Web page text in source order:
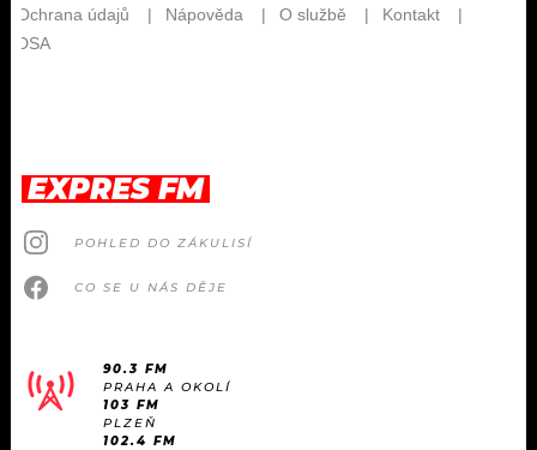
EXPRES FM
POHLED DO ZÁKULISÍ
CO SE U NÁS DĚJE
90.3 FM
PRAHA A OKOLÍ
103 FM
PLZEŇ
102.4 FM